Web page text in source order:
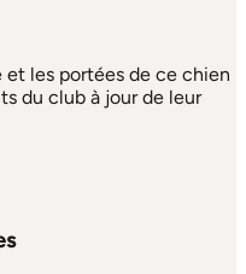
les portées de ce chien
du club à jour de leur